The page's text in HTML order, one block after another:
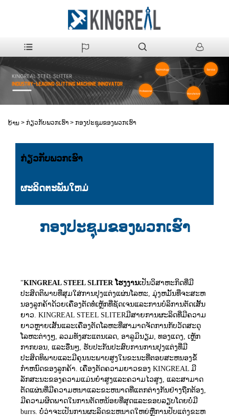
ບ້ານ > ກ່ຽວກັບພວກເຮົາ > ກອງປະຊຸມຂອງພວກເຮົາ
ກ່ຽວກັບພວກເຮົາ
ຜະລິດຕະພັນໃຫມ່
ກອງປະຊຸມຂອງພວກເຮົາ
"KINGREAL STEEL SLITER ໂຮງງານເປັນວິສາຫະກິດທີ່ມີ
ປະສິດຕິພາບທີ່ສຸມໃສ່ການປຸງແຕ່ງແຜ່ນໂລຫະ, ມຸ່ງຫມັ້ນທີ່ຈະສະຫ
ນອງລູກຄ້າດ້ວຍເຄື່ອງຕັດທໍ່ເຫຼັກທີ່ຊັດເຈນແລະການບໍລິການຕັດເສັ້ນ
ຍາວ. KINGREAL STEEL SLITERມີສາຍການຜະລິດທີ່ມີຄວາມ
ຍາວຫຼາຍເສັ້ນແລະເຄື່ອງຕັດໂລຫະທີ່ສາມາດຈັດການກັບວັດສະດຸ
ໂລຫະຕ່າງໆ, ລວມທັງສະແຕນເລດ, ອາລູມິນຽມ, ທອງແດງ, ເຫຼັກ
ກາກບອນ, ແລະອື່ນໆ, ຮັບປະກັນປະສົບການການປຸງແຕ່ງທີ່ມີ
ປະສິດທິພາບແລະມີຄຸນນະພາບສູງໃນຂະນະທີ່ຕອບສະຫນອງຂໍ້
ກໍາຫນົດຂອງລູກຄ້າ. ເຄື່ອງຕັດຄວາມຍາວຂອງ KINGREAL ມີ
ລັກສະນະຂອງຄວາມແມ່ນຍໍາສູງແລະຄວາມໄວສູງ, ແລະສາມາດ
ຕັດແຜ່ນທີ່ມີຄວາມຫນາແລະຂະຫນາດທີ່ແຕກຕ່າງກັນຢ່າງຖືກຕ້ອງ,
ມີຄວາມຜິດພາດໃນການຕັດຫນ້ອຍທີ່ສຸດແລະຂອບລຽບໂດຍບໍ່ມີ
burrs. ບໍ່ວ່າຈະເປັນການຜະລິດຂະຫນາດໃຫຍ່ຫຼືການປັບແຕ່ງຂະຫ